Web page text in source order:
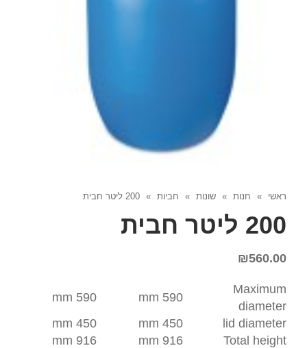
ראשי » חנות » שונות » חביות » 200 ליטר חבית
200 ליטר חבית
₪560.00
Maximum
diameter
590 mm
590 mm
lid diameter
450 mm
450 mm
Total height
916 mm
916 mm